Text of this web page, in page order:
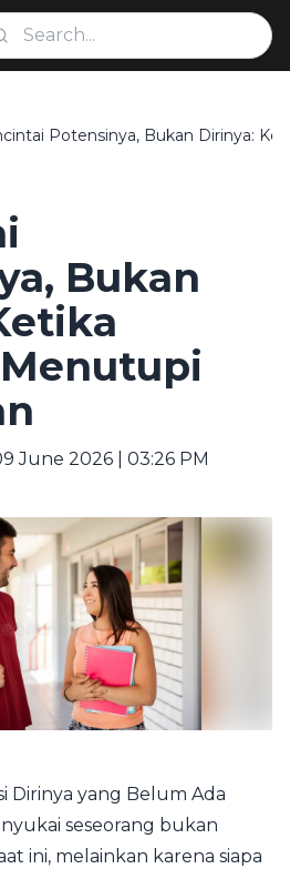
Potensinya, Bukan Dirinya:
Bukan
June 2026 | 03:26 PM
Dirinya yang Belum Ada
seseorang bukan
ini, melainkan karena siapa